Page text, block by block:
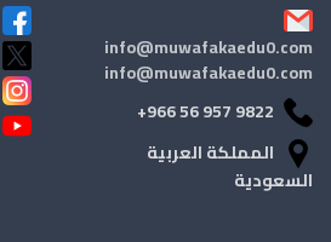
info@muwafakaedu0.com
info@muwafakaedu0.com
+966 56 957 9822
المملكة العربية
السعودية